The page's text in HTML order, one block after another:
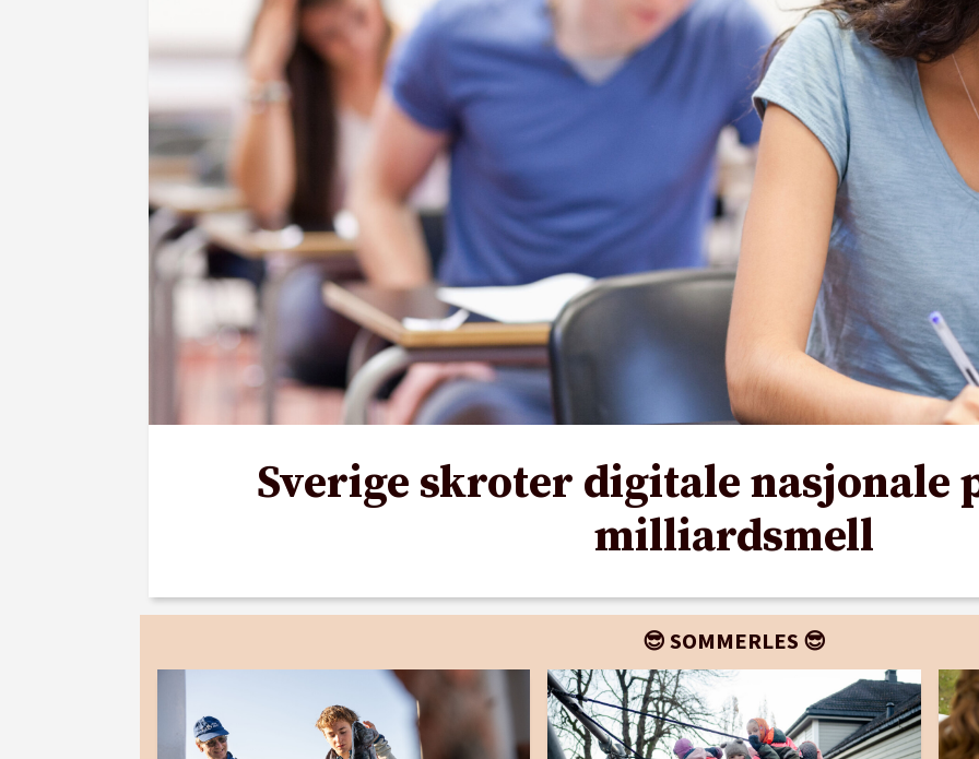
Sverige skroter digitale nasjonale
milliardsmell
😎 SOMMERLES 😎